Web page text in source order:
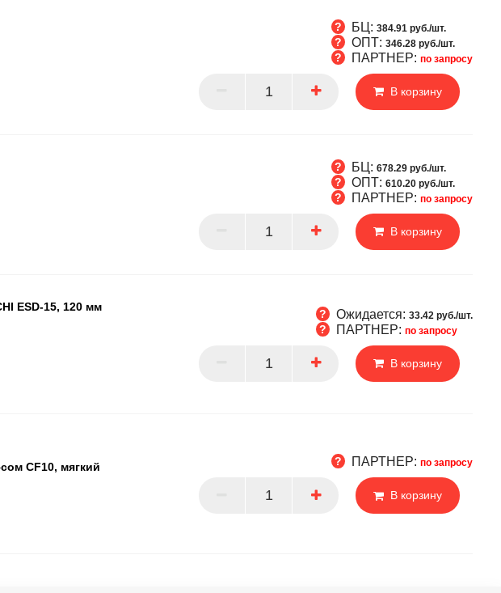
БЦ: 384.91 руб./шт.
ОПТ: 346.28 руб./шт.
ПАРТНЕР: по запросу
В корзину
БЦ: 678.29 руб./шт.
ОПТ: 610.20 руб./шт.
ПАРТНЕР: по запросу
В корзину
ESD-15, 120 мм
Ожидается: 33.42 руб./шт.
ПАРТНЕР: по запросу
В корзину
CF10, мягкий ПАРТНЕР: по запросу
В корзину